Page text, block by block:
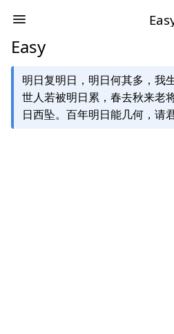
Easy
明日复明日，明日何其多，我
世人若被明日累，春去秋来老
日西坠。百年明日能几何，请